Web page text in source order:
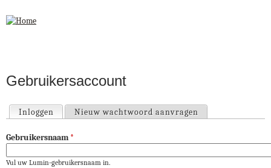
Gebruikersaccount
Inloggen (actieve tabblad)
Nieuw wachtwoord aanvragen
Gebruikersnaam*
Vul uw Lumin-gebruikersnaam in.